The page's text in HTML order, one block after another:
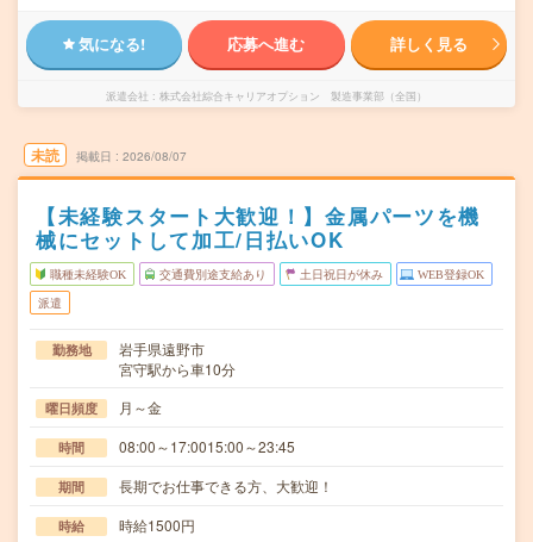
気になる! 応募へ進む 詳しく見る
派遣会社 株式会社綜合キャリアオプション 製造事業部（全国）
未読 掲載日 2026/08/07
【未経験スタート大歓迎！】金属パーツを機
械にセットして加工/日払いOK
職種未経験OK 交通費別途支給あり 土日祝日が休み WEB登録OK
派遣
勤務地
岩手県遠野市
宮守駅から車10分
曜日頻度 月～金
時間 08:00～17:0015:00～23:45
期間 長期でお仕事できる方、大歓迎！
時給 時給1500円